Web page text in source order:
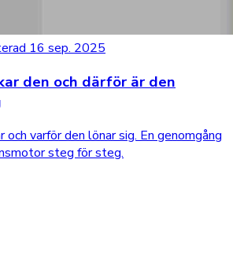
16 sep. 2025
den och därför är den
och varför den lönar sig. En genomgång
steg för steg.